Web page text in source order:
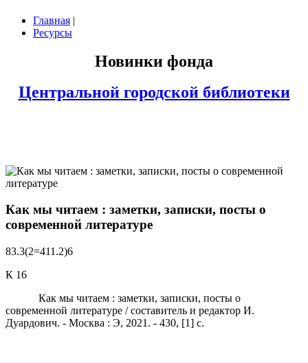
Главная |
Ресурсы
Новинки фонда
Центральной городской библиотеки
Как мы читаем : заметки, записки, посты о
современной литературе
83.3(2=411.2)6
К 16
Как мы читаем : заметки, записки, посты о
современной литературе / составитель и редактор И.
Дуардович. - Москва : Э, 2021. - 430, [1] с.